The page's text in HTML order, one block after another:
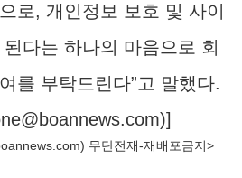
로, 개인정보 보호 및 사이
다는 하나의 마음으로 회
를 부탁드린다”고 말했다.
)]
) 무단전재-재배포금지>